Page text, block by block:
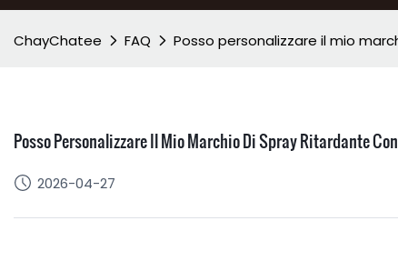
ChayChatee FAQ Posso personalizzare il mio
Posso Personalizzare Il Mio Marchio Di Spray Ritardante
2026-04-27